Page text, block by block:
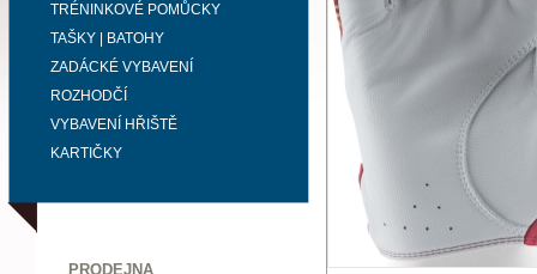
TRÉNINKOVÉ POMŮCKY
TAŠKY | BATOHY
ZADÁCKÉ VYBAVENÍ
ROZHODČÍ
VYBAVENÍ HŘIŠTĚ
KARTIČKY
PRODEJNA